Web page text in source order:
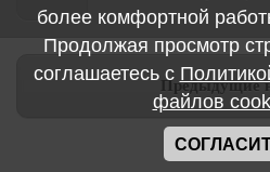
Предыдущие
более комфортной
Продолжая просмотр
соглашаетесь с
файлов